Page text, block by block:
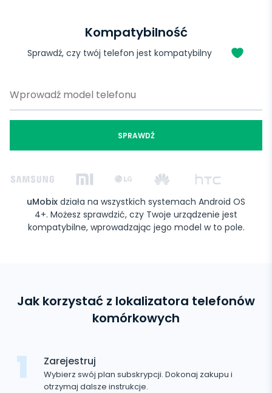
Kompatybilność
Sprawdź, czy twój telefon jest kompatybilny
uMobix działa na wszystkich systemach Android OS
4+. Możesz sprawdzić, czy Twoje urządzenie jest
kompatybilne, wprowadzając jego model w to pole.
SPRAWDŹ
Jak korzystać z lokalizatora telefonów
komórkowych
1 Zarejestruj
Wybierz swój plan subskrypcji. Dokonaj zakupu i
otrzymaj dalsze instrukcje.